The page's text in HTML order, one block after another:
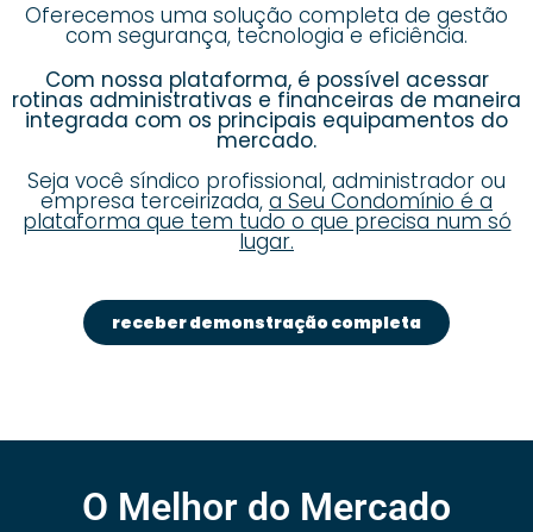
Oferecemos uma solução completa de gestão
com segurança, tecnologia e eficiência.
Com nossa plataforma, é possível acessar
rotinas administrativas e financeiras de maneira
integrada com os principais equipamentos do
mercado.
Seja você síndico profissional, administrador ou
empresa terceirizada, a Seu Condomínio é a
plataforma que tem tudo o que precisa num só
lugar.
receber demonstração completa
O Melhor do Mercado